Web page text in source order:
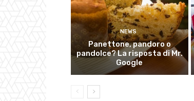
NEWS
Panettone, pandoro o
pandolce? La risposta di Mr.
Google